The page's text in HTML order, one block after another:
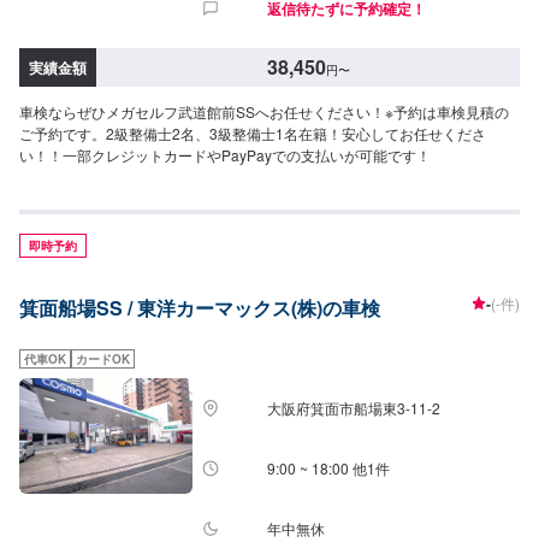
返信待たずに予約確定！
実績金額 38,450円〜
車検ならぜひメガセルフ武道館前SSへお任せください！※予約は車検見積の
ご予約です。2級整備士2名、3級整備士1名在籍！安心してお任せくださ
い！！一部クレジットカードやPayPayでの支払いが可能です！
即時予約
箕面船場SS / 東洋カーマックス(株)の車検 -(-件)
代車OK カードOK
大阪府箕面市船場東3-11-2
9:00 ~ 18:00 他1件
年中無休